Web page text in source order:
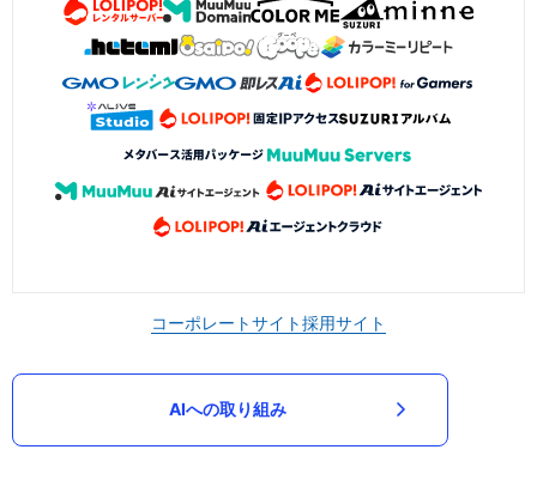
コーポレートサイト採用サイト
AIへの取り組み